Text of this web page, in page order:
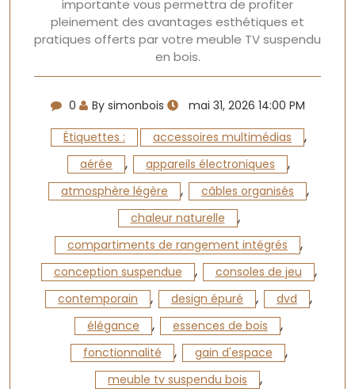
importante vous permettra de profiter
pleinement des avantages esthétiques et
pratiques offerts par votre meuble TV suspendu
en bois.
0 By simonbois
mai 31, 2026 14:00 PM
Étiquettes :
accessoires multimédias ,
aérée , appareils électroniques ,
atmosphère légère , câbles organisés ,
chaleur naturelle ,
compartiments de rangement intégrés ,
conception suspendue , consoles de jeu ,
contemporain , design épuré , dvd ,
élégance , essences de bois ,
fonctionnalité , gain d'espace ,
meuble tv suspendu bois ,